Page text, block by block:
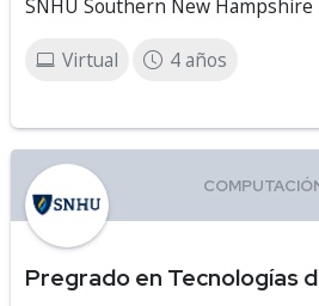
SNHU Southern New
Virtual 4 años
Pregrado en Tecnologías